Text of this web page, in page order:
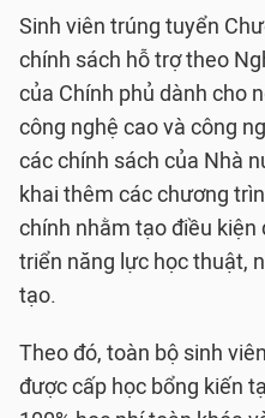
Sinh viên trúng tuyển
chính sách hỗ trợ theo
của Chính phủ dành cho
công nghệ cao và công
các chính sách của Nhà
khai thêm các chương
chính nhằm tạo điều
triển năng lực học thuật,
tạo.
Theo đó, toàn bộ sinh
được cấp học bổng kiến